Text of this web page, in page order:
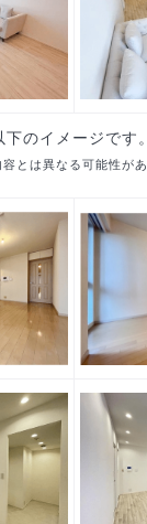
のイメージです。
とは異なる可能性があ